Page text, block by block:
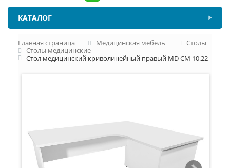
КАТАЛОГ
Главная страница Медицинская мебель
Столы
Столы медицинские
Стол медицинский криволинейный правый MD СМ 10.22